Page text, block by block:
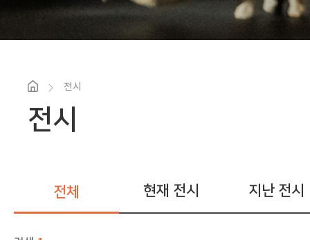
전시
전시
전체 현재 전시 지난 전시